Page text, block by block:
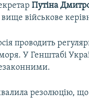
Путіна
військове
проводить
У Генштабі
резолюцію,